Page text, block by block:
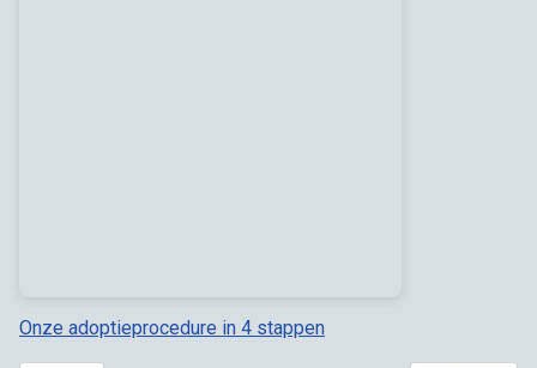
Onze adoptieprocedure in 4 stappen